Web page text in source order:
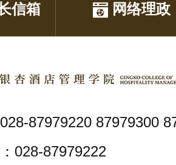
信箱 网络理政
87979220 87979300
028-87979222